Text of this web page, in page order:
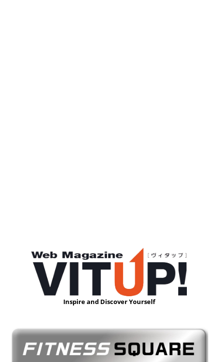
Inspire and Discover Yourself